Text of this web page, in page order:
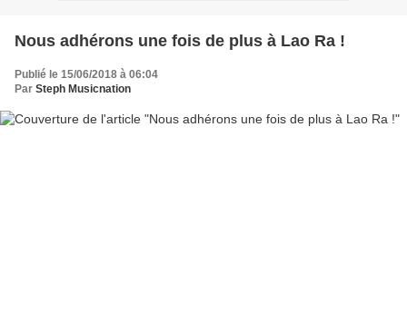
Nous adhérons une fois de plus à Lao Ra !
Publié le 15/06/2018 à 06:04
Par Steph Musicnation